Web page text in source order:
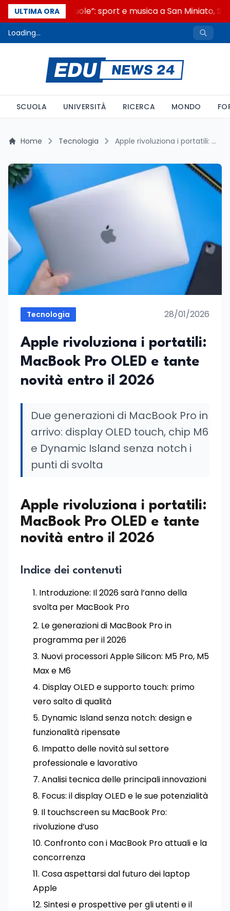
ULTIMA ORA
“Noi siamo le Scuole”: sport e musica a San Miniato,
Loading...
SCUOLA UNIVERSITÀ RICERCA MONDO
Home Tecnologia Apple rivoluziona i portatili: MacBook Pro OLED e tante novità entro il 2026
Tecnologia 28/01/2026
Apple rivoluziona i portatili:
MacBook Pro OLED e tante
novità entro il 2026
Due generazioni di MacBook Pro in
arrivo: display OLED touch, chip M6
e Dynamic Island senza notch i
punti di svolta
Apple rivoluziona i portatili:
MacBook Pro OLED e tante
novità entro il 2026
Indice dei contenuti
Introduzione: Il 2026 sarà l’anno della
svolta per MacBook Pro
Le generazioni di MacBook Pro in
programma per il 2026
Nuovi processori Apple Silicon: M5 Pro, M5
Max e M6
Display OLED e supporto touch: primo
vero salto di qualità
Dynamic Island senza notch: design e
funzionalità ripensate
Impatto delle novità sul settore
professionale e lavorativo
Analisi tecnica delle principali innovazioni
Focus: il display OLED e le sue potenzialità
Il touchscreen su MacBook Pro:
rivoluzione d’uso
Confronto con i MacBook Pro attuali e la
concorrenza
Cosa aspettarsi dal futuro dei laptop
Apple
Sintesi e prospettive per gli utenti e il